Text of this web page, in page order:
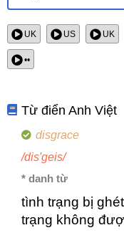
UK US UK
••
Từ điển Anh Việt
disgrace
/dis'geis/
* danh từ
tình trạng bị
trạng không